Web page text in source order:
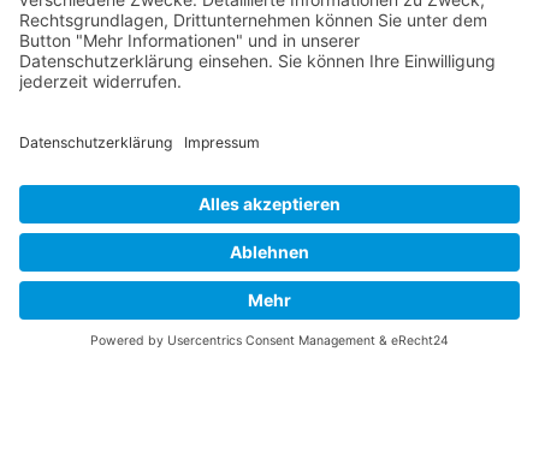
Die RLSO ist jetzt auch erreichbar unter der Adresse
Wir betreiben ...